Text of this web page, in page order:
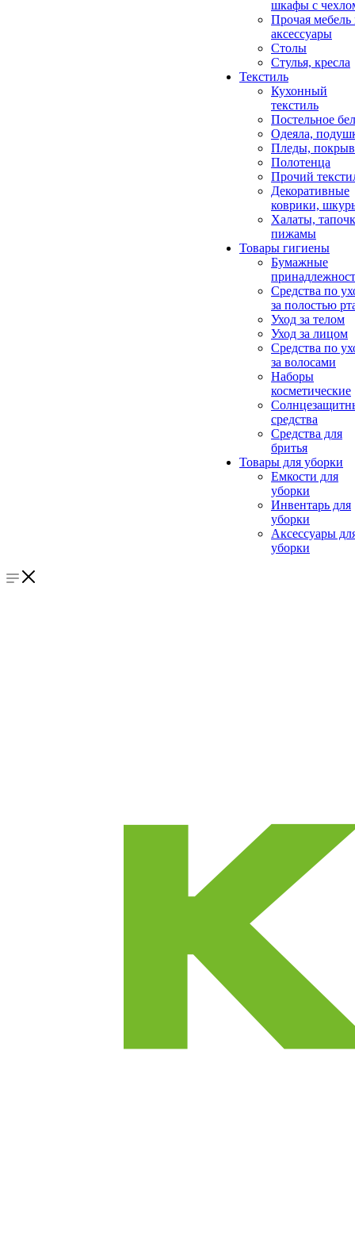
шкафы с
Прочая мебель
аксессуары
Столы
Стулья, кресла
Текстиль
Кухонный
текстиль
Постельное
Одеяла,
Пледы,
Полотенца
Прочий
Декоративные
коврики,
Халаты,
пижамы
Товары гигиены
Бумажные
Средства по
за полостью
Уход за телом
Уход за лицом
Средства по
за волосами
Наборы
косметические
средства
Средства для
бритья
Товары для уборки
Емкости для
уборки
Инвентарь для
уборки
Аксессуары
уборки